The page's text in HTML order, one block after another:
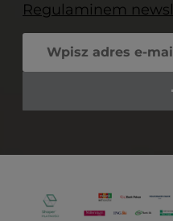
Regulaminem